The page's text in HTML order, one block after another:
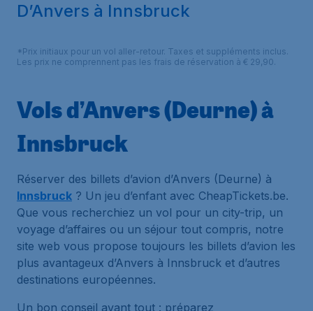
D’Anvers à Innsbruck
*Prix initiaux pour un vol aller-retour. Taxes et suppléments inclus.
Les prix ne comprennent pas les frais de réservation à € 29,90.
Vols d’Anvers (Deurne) à
Innsbruck
Réserver des billets d’avion d’Anvers (Deurne) à
Innsbruck ? Un jeu d’enfant avec CheapTickets.be.
Que vous recherchiez un vol pour un city-trip, un
voyage d’affaires ou un séjour tout compris, notre
site web vous propose toujours les billets d’avion les
plus avantageux d’Anvers à Innsbruck et d’autres
destinations européennes.
Un bon conseil avant tout : préparez